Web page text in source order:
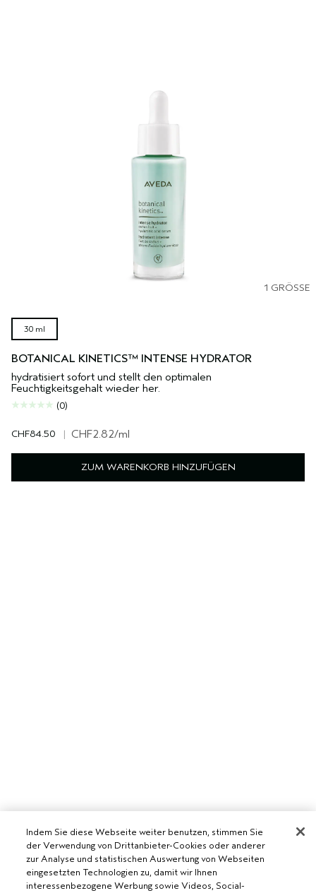
1 GRÖSSE
30 ml
BOTANICAL KINETICS™ INTENSE HYDRATOR
hydratisiert sofort und stellt den optimalen
Feuchtigkeitsgehalt wieder her.
(0)
CHF84.50 | CHF2.82/ml
ZUM WARENKORB HINZUFÜGEN
AVEDA SALON WERDEN
WERDE EIN AVEDA-SALON
Indem Sie diese Webseite weiter benutzen, stimmen Sie
der Verwendung von Drittanbieter-Cookies oder anderer
zur Analyse und statistischen Auswertung von Webseiten
eingesetzten Technologien zu, damit wir Ihnen
interessenbezogene Werbung sowie Videos, Social-